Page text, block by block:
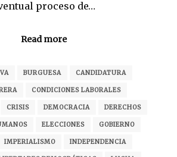
proceso de…
Read more
BURGUESA CANDIDATURA
CONDICIONES LABORALES
CRISIS DEMOCRACIA DERECHOS
ELECCIONES GOBIERNO
IMPERIALISMO INDEPENDENCIA